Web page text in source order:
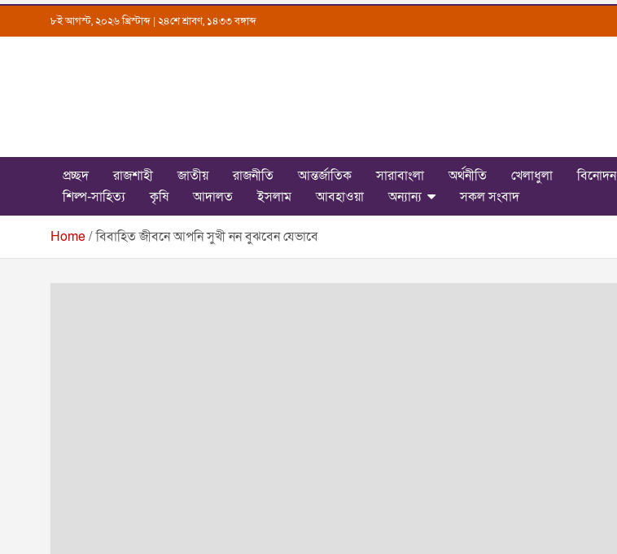
৮ই আগস্ট, ২০২৬ খ্রিস্টাব্দ | ২৪শে শ্রাবণ, ১৪৩৩ বঙ্গাব্দ
Uttarkantho
প্রচ্ছদ রাজশাহী জাতীয় রাজনীতি আন্তর্জাতিক সারাবাংলা অর্থনীতি খেলাধুলা বিনোদন
শিল্প-সাহিত্য
কৃষি আদালত ইসলাম আবহাওয়া অন্যান্য সকল সংবাদ
Home বিবাহিত জীবনে আপনি সুখী নন বুঝবেন যেভাবে